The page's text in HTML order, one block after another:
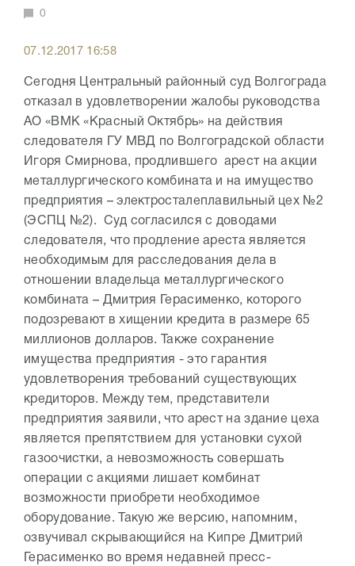
0
07.12.2017 16:58
Сегодня Центральный районный суд Волгограда
отказал в удовлетворении жалобы руководства
АО «ВМК «Красный Октябрь» на действия
следователя ГУ МВД по Волгоградской области
Игоря Смирнова, продлившего арест на акции
металлургического комбината и на имущество
предприятия – электросталеплавильный цех №2
(ЭСПЦ №2). Суд согласился с доводами
следователя, что продление ареста является
необходимым для расследования дела в
отношении владельца металлургического
комбината – Дмитрия Герасименко, которого
подозревают в хищении кредита в размере 65
миллионов долларов. Также сохранение
имущества предприятия - это гарантия
удовлетворения требований существующих
кредиторов. Между тем, представители
предприятия заявили, что арест на здание цеха
является препятствием для установки сухой
газоочистки, а невозможность совершать
операции с акциями лишает комбинат
возможности приобрети необходимое
оборудование. Такую же версию, напомним,
озвучивал скрывающийся на Кипре Дмитрий
Герасименко во время недавней пресс-